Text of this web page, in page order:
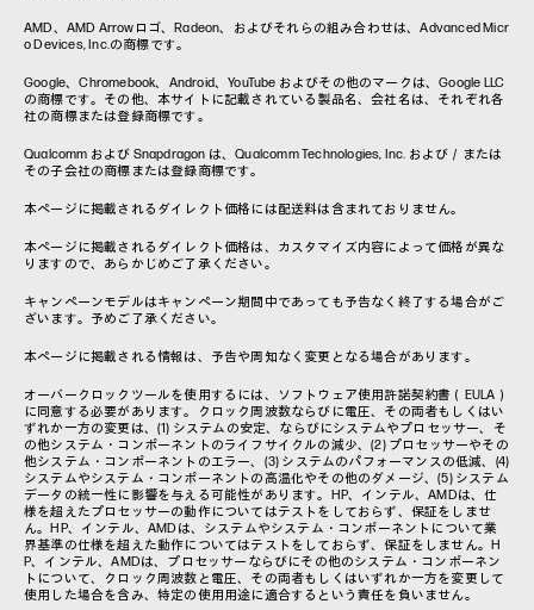
AMD、AMD Arrowロゴ、Radeon、およびそれらの組み合わせは、Advanced Micr
o Devices, Inc.の商標です。
Google、Chromebook、Android、YouTube およびその他のマークは、Google LLC
の商標です。その他、本サイトに記載されている製品名、会社名は、それぞれ各
社の商標または登録商標です。
Qualcomm および Snapdragon は、Qualcomm Technologies, Inc. および／または
その子会社の商標または登録商標です。
本ページに掲載されるダイレクト価格には配送料は含まれておりません。
本ページに掲載されるダイレクト価格は、カスタマイズ内容によって価格が異な
りますので、あらかじめご了承ください。
キャンペーンモデルはキャンペーン期間中であっても予告なく終了する場合がご
ざいます。予めご了承ください。
本ページに掲載される情報は、予告や周知なく変更となる場合があります。
オーバークロックツールを使用するには、ソフトウェア使用許諾契約書（EULA）
に同意する必要があります。クロック周波数ならびに電圧、その両者もしくはい
ずれか一方の変更は、(1) システムの安定、ならびにシステムやプロセッサー、そ
の他システム・コンポーネントのライフサイクルの減少、(2) プロセッサーやその
他システム・コンポーネントのエラー、(3) システムのパフォーマンスの低減、(4)
システムやシステム・コンポーネントの高温化やその他のダメージ、(5) システム
データの統一性に影響を与える可能性があります。HP、インテル、AMDは、仕
様を超えたプロセッサーの動作についてはテストをしておらず、保証をしませ
ん。HP、インテル、AMDは、システムやシステム・コンポーネントについて業
界基準の仕様を超えた動作についてはテストをしておらず、保証をしません。H
P、インテル、AMDは、プロセッサーならびにその他のシステム・コンポーネン
トについて、クロック周波数と電圧、その両者もしくはいずれか一方を変更して
使用した場合を含み、特定の使用用途に適合するという責任を負いません。